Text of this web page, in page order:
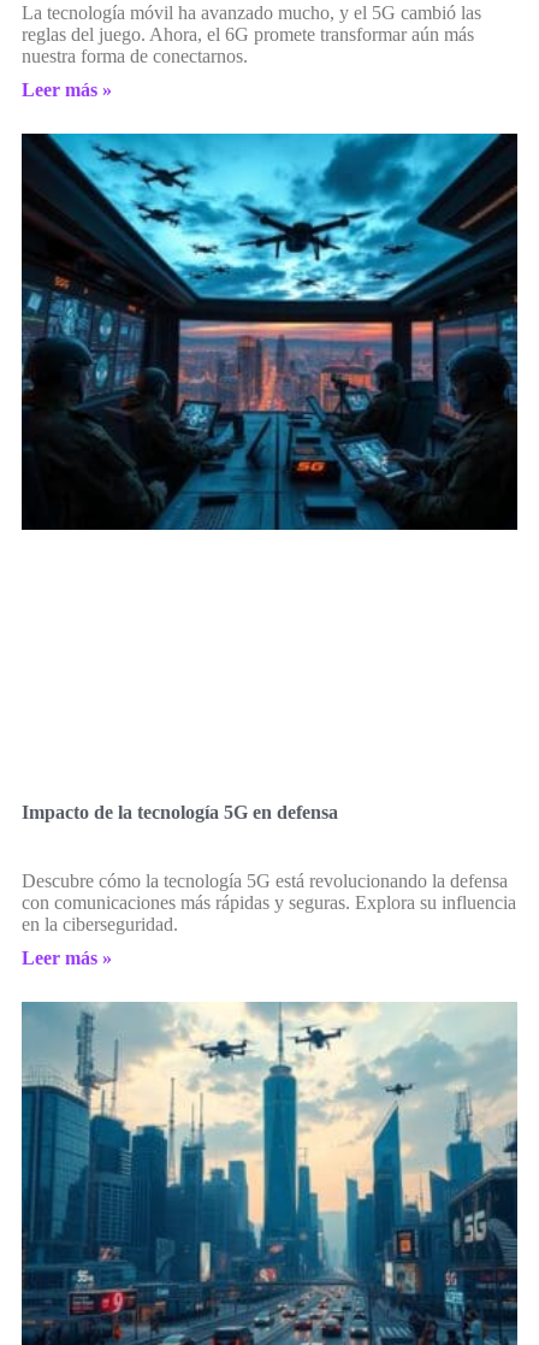
La tecnología móvil ha avanzado mucho, y el 5G cambió las
reglas del juego. Ahora, el 6G promete transformar aún más
nuestra forma de conectarnos.
Leer más »
Impacto de la tecnología 5G en defensa
Descubre cómo la tecnología 5G está revolucionando la defensa
con comunicaciones más rápidas y seguras. Explora su influencia
en la ciberseguridad.
Leer más »